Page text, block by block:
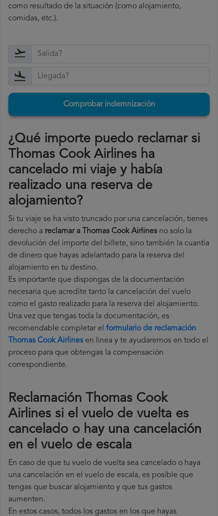
como resultado de la situación (como alojamiento,
comidas, etc.).
Comprobar indemnización
¿Qué importe puedo reclamar si
Thomas Cook Airlines ha
cancelado mi viaje y había
realizado una reserva de
alojamiento?
Si tu viaje se ha visto truncado por una cancelación, tienes
derecho a reclamar a Thomas Cook Airlines no solo la
devolución del importe del billete, sino también la cuantía
de dinero que hayas adelantado para la reserva del
alojamiento en tu destino.
Es importante que dispongas de la documentación
necesaria que acredite tanto la cancelación del vuelo
como el gasto realizado para la reserva del alojamiento.
Una vez que tengas toda la documentación, es
recomendable completar el formulario de reclamación
Thomas Cook Airlines en linea y te ayudaremos en todo el
proceso para que obtengas la compensación
correspondiente.
Reclamación Thomas Cook
Airlines si el vuelo de vuelta es
cancelado o hay una cancelación
en el vuelo de escala
En caso de que tu vuelo de vuelta sea cancelado o haya
una cancelación en el vuelo de escala, es posible que
tengas que buscar alojamiento y que tus gastos
aumenten.
En estos casos, todos los gastos en los que hayas